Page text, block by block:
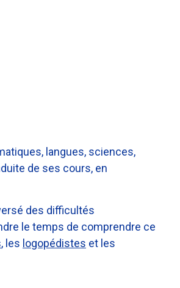
langues, sciences,
de ses cours, en
des difficultés
le temps de comprendre ce
, les logopédistes et les